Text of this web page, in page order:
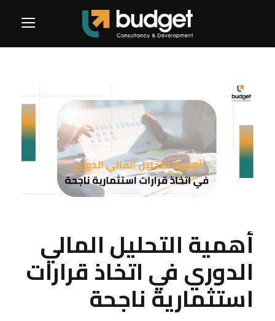
أهمية التحليل المالي
الدوري في اتخاذ قرارات
استثمارية ناجحة